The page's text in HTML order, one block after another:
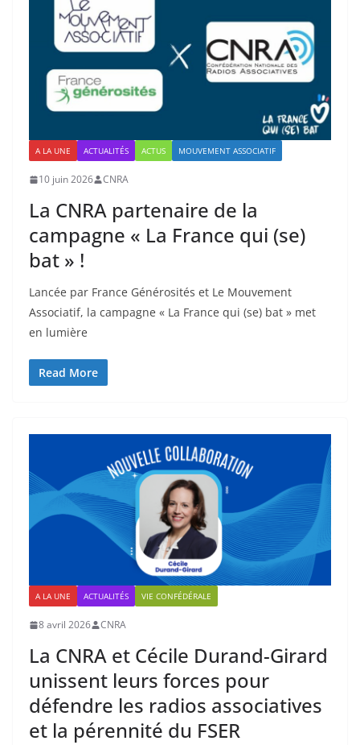
A LA UNE ACTUALITÉS ACTUS MOUVEMENT ASSOCIATIF
10 juin 2026 CNRA
La CNRA partenaire de la
campagne « La France qui (se)
bat » !
Lancée par France Générosités et Le Mouvement
Associatif, la campagne « La France qui (se) bat » met
en lumière
Read More
A LA UNE ACTUALITÉS VIE CONFÉDÉRALE
8 avril 2026 CNRA
La CNRA et Cécile Durand-Girard
unissent leurs forces pour
défendre les radios associatives
et la pérennité du FSER